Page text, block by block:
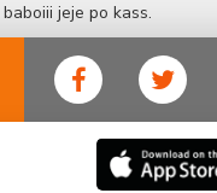
jeje po kass.